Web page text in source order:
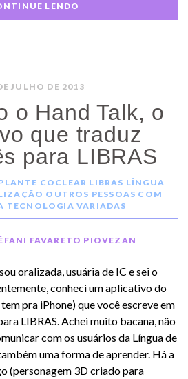
LENDO
JULHO DE 2013
o Hand Talk, o
que traduz
para LIBRAS
COCLEAR LIBRAS LÍNGUA
OUTROS PESSOAS COM
TECNOLOGIA VARIADAS
FAVARETO PIOVEZAN
oralizada, usuária de IC e sei o
conheci um aplicativo do
pra iPhone) que você escreve em
LIBRAS. Achei muito bacana, não
com os usuários da Língua de
uma forma de aprender. Há a
(personagem 3D criado para